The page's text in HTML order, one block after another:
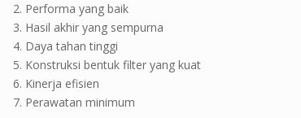
Performa yang baik
Hasil akhir yang sempurna
Daya tahan tinggi
Konstruksi bentuk filter yang kuat
Kinerja efisien
Perawatan minimum